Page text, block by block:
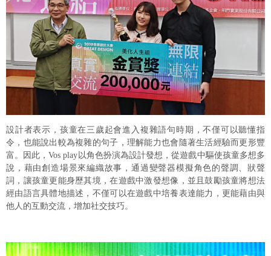
設計者表示，孩童在三歲起會進入複雜語句時期，不僅可以聽懂指
令，也能說出較為複雜的句子，理解能力也會隨著生活經驗而更形豐
富。因此，Vos play以角色扮演為設計發想，從遊戲中驅使孩童多想多
說，藉由創造場景來編織故事，通過變聲器模擬角色的聲調、狀聲
詞，讓孩童更能身歷其境，在遊戲中激發想像，並且鼓勵孩童將想法
經由語言具體地描述，不僅可以在遊戲中培養表達能力，更能藉由與
他人的互動交流，增加社交技巧。